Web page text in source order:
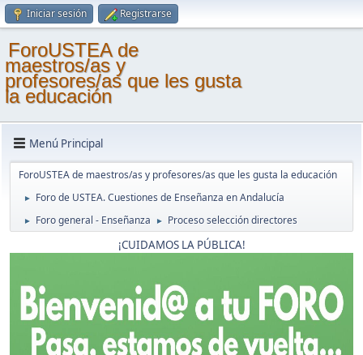
Iniciar sesión Registrarse
ForoUSTEA de
maestros/as y
profesores/as que les gusta
la educación
Menú Principal
ForoUSTEA de maestros/as y profesores/as que les gusta la educación
► Foro de USTEA. Cuestiones de Enseñanza en Andalucía
► Foro general - Enseñanza ► Proceso selección directores
¡CUIDAMOS LA PÚBLICA!